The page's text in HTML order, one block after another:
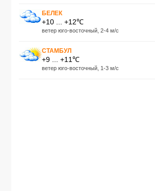
БЕЛЕК
+10 ... +12℃
ветер юго-восточный, 2-4 м/с
СТАМБУЛ
+9 ... +11℃
ветер юго-восточный, 1-3 м/с